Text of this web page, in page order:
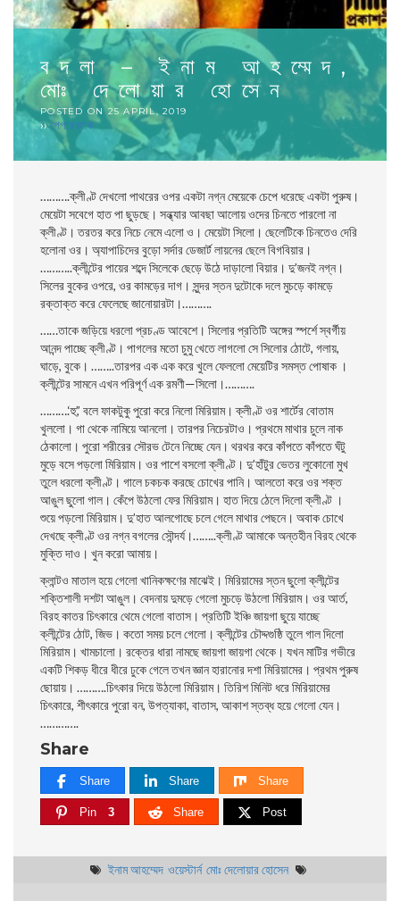
বদলা – ইনাম আহম্মেদ,
মােঃ দেলােয়ার হােসেন
POSTED ON25 APRIL, 2019
››পেপারব্যাক
……….ক্লীণ্ট দেখলাে পাথরের ওপর একটা নগ্ন মেয়েকে চেপে ধরেছে একটা পুরুষ।
মেয়েটা সবেগে হাত পা ছুড়ছে। সন্ধ্যার আবছা আলােয় ওদের চিনতে পারলাে না
ক্লীণ্ট।তরতর করে নিচে নেমে এলো ও। মেয়েটা সিলাে। ছেলেটিকে চিনতেও দেরি
হলােনা ওর। অ্যাপাচিদের বুড়াে সর্দার ডেজার্ট লায়নের ছেলে বিগবিয়ার।
………..ক্লীন্টের পায়ের শব্দে সিলেকে ছেড়ে উঠে দাড়ালো বিয়ার। দু’জনই নগ্ন।
সিলের বুকের ওপরে, ওর কামড়ের দাগ। সুন্দর স্তন দুটোকে দলে মুচড়ে কামড়ে
রক্তাক্ত করে ফেলেছে জানােয়ারটা।……….
……তাকে জড়িয়ে ধরলাে প্রচণ্ড আবেশে। সিলাের প্রতিটি অঙ্গের স্পর্শে স্বর্গীয়
আনন্দ পাচ্ছে ক্লীণ্ট। পাগলের মতো চুমু খেতে লাগলাে সে সিলাের ঠোটে, গলায়,
ঘাড়ে, বুকে। ……..তারপর এক এক করে খুলে ফেললাে মেয়েটির সমস্ত পােষাক ।
ক্লীন্টের সামনে এখন পরিপূর্ণ এক রমণী—সিলো।……….
……….‘হু’,’ বলে ফাকটুকু পুরাে করে নিলো মিরিয়াম। ক্লীণ্ট ওর শার্টের বােতাম
খুললাে। গা থেকে নামিয়ে আনলাে। তারপর নিচেরটাও। প্রথমে মাথার চুলে নাক
ঠেকালাে। পুরো শরীরের সৌরভ টেনে নিচ্ছে যেন। থরথর করে কাঁপতে কাঁপতে ঘঁটু
মুড়ে বসে পড়লাে মিরিয়াম। ওর পাশে বসলাে ক্লীণ্ট। দু’হাঁটুর ভেতর লুকোনাে মুখ
তুলে ধরলাে ক্লীণ্ট। গালে চকচক করছে চোখের পানি। আলতাে করে ওর শক্ত
আঙুল ছুলাে গাল। কেঁপে উঠলাে ফের মিরিয়াম। হাত দিয়ে ঠেলে দিলো ক্লীণ্ট ।
শুয়ে পড়লাে মিরিয়াম। দু’হাত আলগােছে চলে গেলে মাথার পেছনে। অবাক চোখে
দেখছে ক্লীণ্ট ওর নগ্ন বগলের সৌন্দর্য।……..ক্লীণ্ট আমাকে অন্তহীন বিরহ থেকে
মুক্তি দাও। খুন করো আমায়।
ক্লান্টও মাতাল হয়ে গেলাে খানিকক্ষণের মাঝেই। মিরিয়ামের স্তন ছুলাে ক্লীন্টের
শক্তিশালী দশটা আঙুল। বেদনায় দুমড়ে গেলো মুচড়ে উঠলাে মিরিয়াম। ওর আর্ত,
বিরহ কাতর চিৎকারে থেমে গেলো বাতাস। প্রতিটি ইঞ্চি জায়গা ছুয়ে যাচ্ছে
ক্লীন্টেরঠোট, জিভ। কতাে সময় চলে গেলাে। ক্লীন্টের চৌদ্দগুষ্ঠি তুলে গাল দিলাে
মিরিয়াম। খামচালাে। রক্তের ধারা নামছে জায়গা জায়গা থেকে। যখন মাটির গভীরে
একটি শিকড় ধীরে ধীরে ঢুকে গেলে তখন জ্ঞান হারানাের দশা মিরিয়ামের। প্রথম পুরুষ
ছোয়ায়। ……….চিৎকার দিয়ে উঠলাে মিরিয়াম। তিরিশ মিনিট ধরে মিরিয়ামের
চিৎকারে, শীৎকারে পুরো বন, উপত্যাকা, বাতাস, আকাশ স্তব্ধ হয়ে গেলাে যেন।
………….
Share
Share Share Share
Pin 3 Share Post
ইনাম আহম্মেদ ওয়েস্টার্ন মােঃ দেলােয়ার হােসেন